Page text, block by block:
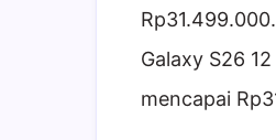
Galaxy S26
mencapai